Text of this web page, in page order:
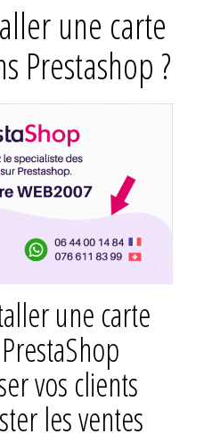
une carte
Prestashop ?
une carte
vos clients
les ventes